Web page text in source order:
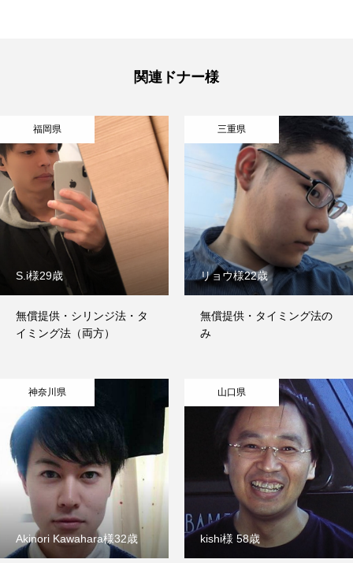
関連ドナー様
福岡県
S.i様29歳
無償提供・シリンジ法・タ
イミング法（両方）
三重県
リョウ様22歳
無償提供・タイミング法の
み
神奈川県
Akinori Kawahara様32歳
山口県
kishi様 58歳